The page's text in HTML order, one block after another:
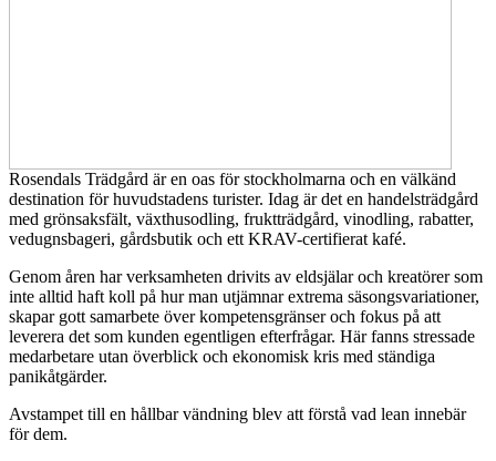
Rosendals Trädgård är en oas för stockholmarna och en välkänd
destination för huvudstadens turister. Idag är det en handelsträdgård
med grönsaksfält, växthusodling, fruktträdgård, vinodling, rabatter,
vedugnsbageri, gårdsbutik och ett KRAV-certifierat kafé.
Genom åren har verksamheten drivits av eldsjälar och kreatörer som
inte alltid haft koll på hur man utjämnar extrema säsongsvariationer,
skapar gott samarbete över kompetensgränser och fokus på att
leverera det som kunden egentligen efterfrågar. Här fanns stressade
medarbetare utan överblick och ekonomisk kris med ständiga
panikåtgärder.
Avstampet till en hållbar vändning blev att förstå vad lean innebär
för dem.